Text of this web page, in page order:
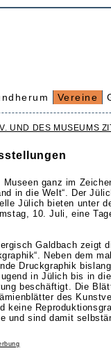
Vereine
UND DES MUSEUMS
ganz im
in die Welt“. Der
Jülich bieten unter
10. Juli, eine
Galdbach zeigt
Neben dem
Druckgraphik
in Jülich bis in
beschäftigt. Die
des
keine
und sind damit